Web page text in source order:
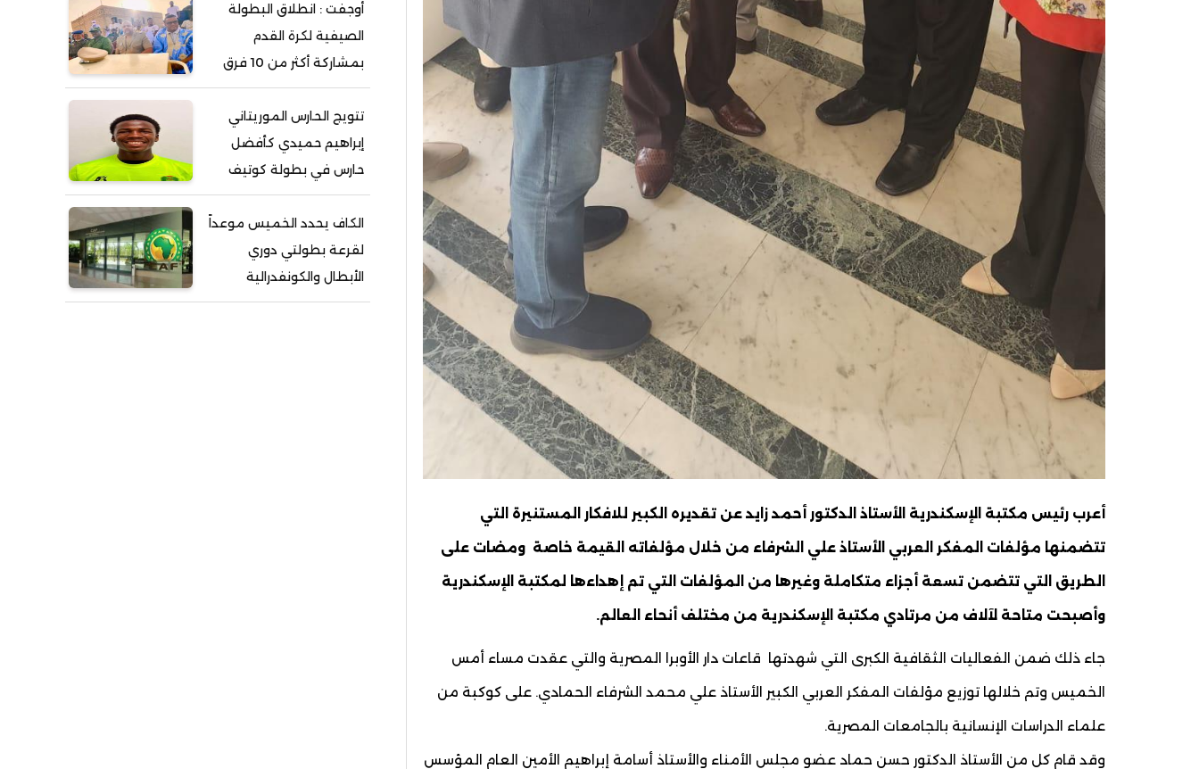
أعرب رئيس مكتبة الإسكندرية الأستاذ الدكتور أحمد زايد عن تقديره الكبير للافكار المستنيرة التي
تتضمنها مؤلفات المفكر العربي الأستاذ علي الشرفاء من خلال مؤلفاته القيمة خاصة ومضات على
الطريق التي تتضمن تسعة أجزاء متكاملة وغيرها من المؤلفات التي تم إهداءها لمكتبة الإسكندرية
وأصبحت متاحة لآلاف من مرتادي مكتبة الإسكندرية من مختلف أنحاء العالم.
جاء ذلك ضمن الفعاليات الثقافية الكبرى التي شهدتها قاعات دار الأوبرا المصرية والتي عقدت مساء أمس
الخميس وتم خلالها توزيع مؤلفات المفكر العربي الكبير الأستاذ علي محمد الشرفاء الحمادي. على كوكبة من
علماء الدراسات الإنسانية بالجامعات المصرية.
وقد قام كل من الأستاذ الدكتور حسن حماد عضو مجلس الأمناء والأستاذ أسامة إبراهيم الأمين العام المؤسس
أوجفت : انطلاق البطولة
الصيفية لكرة القدم
بمشاركة أكثر من 10 فرق
تتويج الحارس الموريتاني
إبراهيم حميدي كأفضل
حارس في بطولة كوتيف
الكاف يحدد الخميس موعداً
لقرعة بطولتي دوري
الأبطال والكونفدرالية